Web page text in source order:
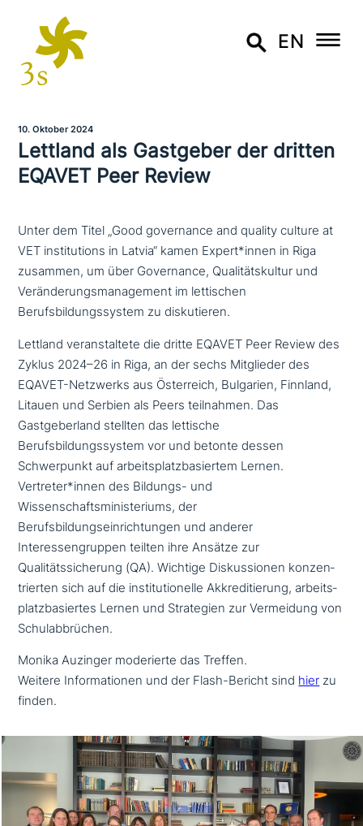
EN
10. Oktober 2024
Lettland als Gastgeber der dritten
EQAVET Peer Review
Unter dem Titel „Good governance and quality culture at
VET institutions in Latvia“ kamen Expert*innen in Riga
zusammen, um über Governance, Qualitätskultur und
Veränderungsmanagement im lettischen
Berufsbildungssystem zu diskutieren.
Lettland ver­an­stal­te­te die dritte EQAVET Peer Review des
Zyklus 2024–26 in Riga, an der sechs Mitglieder des
EQAVET-Netzwerks aus Österreich, Bulgarien, Finnland,
Litauen und Serbien als Peers teil­nah­men. Das
Gastgeberland stellten das lettische
Berufsbildungssystem vor und betonte dessen
Schwerpunkt auf arbeits­platz­ba­sier­tem Lernen.
Vertreter*innen des Bildungs- und
Wissenschaftsministeriums, der
Berufsbildungseinrichtungen und anderer
Interessengruppen teilten ihre Ansätze zur
Qualitätssicherung (QA). Wichtige Diskussionen kon­zen­
trier­ten sich auf die insti­tu­tio­nel­le Akkreditierung, arbeits­
platz­ba­sier­tes Lernen und Strategien zur Vermeidung von
Schulabbrüchen.
Monika Auzinger mode­rier­te das Treffen.
Weitere Informationen und der Flash-Bericht sind hier zu
finden.